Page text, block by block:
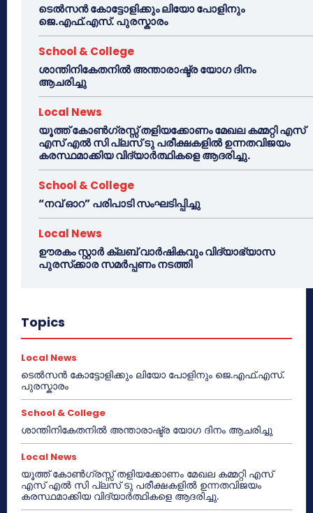
ടെൽസൻ കോട്ടോളിക്കും ലിയോ പോളിനും
ജെ.എഫ്.എസ്. പുരസ്കാരം
School & College
ശാന്തിനികേതനിൽ അന്താരാഷ്ട്ര യോഗ ദിനം
ആചരിച്ചു
Local News
യൂത്ത് കോൺഗ്രസ്സ് തളിയക്കോണം മേഖല കമ്മറ്റി എസ്
എസ് എൽ സി പ്ലസ് ടു പരീക്ഷകളിൽ ഉന്നതവിജയം
കരസ്ഥമാക്കിയ വിദ്യാർത്ഥികളെ ആദരിച്ചു.
School & College
“നവ് ഓറ” പരിപാടി സംഘടിപ്പിച്ചു
Local News
ഊരകം സ്റ്റാർ ക്ലബ് വാർഷികവും വിദ്യാഭ്യാസ
പുരസ്‌ക്കാര സമർപ്പണം നടത്തി
Topics
Local News
ടെൽസൻ കോട്ടോളിക്കും ലിയോ പോളിനും ജെ.എഫ്.എസ്.
പുരസ്കാരം
School & College
ശാന്തിനികേതനിൽ അന്താരാഷ്ട്ര യോഗ ദിനം ആചരിച്ചു
Local News
യൂത്ത് കോൺഗ്രസ്സ് തളിയക്കോണം മേഖല കമ്മറ്റി എസ്
എസ് എൽ സി പ്ലസ് ടു പരീക്ഷകളിൽ ഉന്നതവിജയം
കരസ്ഥമാക്കിയ വിദ്യാർത്ഥികളെ ആദരിച്ചു.